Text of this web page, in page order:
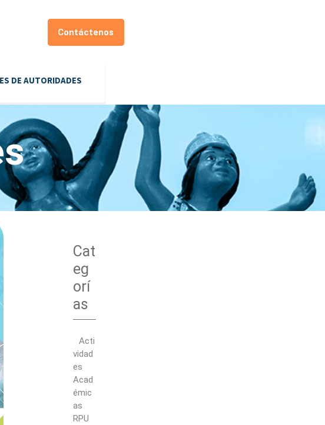
Contáctenos
DE AUTORIDADES
Cat
eg
orí
as
Acti
vidad
es
Acad
émic
as
RPU